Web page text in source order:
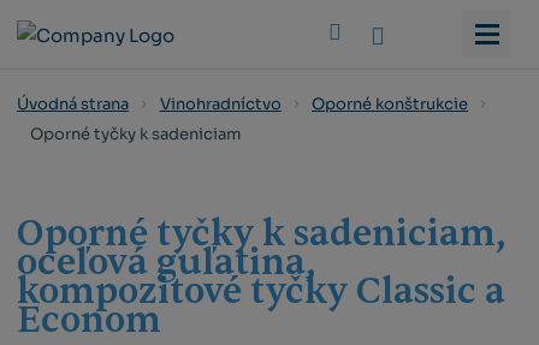
Úvodná strana Vinohradníctvo
Oporné konštrukcie
Oporné tyčky k sadeniciam
Oporné tyčky k sadeniciam,
oceľová guľatina,
kompozitové tyčky Classic a
Econom